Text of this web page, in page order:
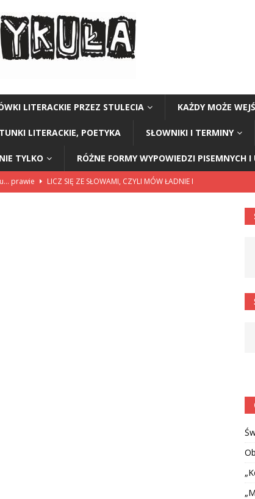
LITERACKIE PRZEZ STULECIA KAŻDY MOŻE
LITERACKIE, POETYKA SŁOWNIKI I TERMINY
TYLKO RÓŻNE FORMY WYPOWIEDZI PISEMNYCH I
prawie
LICZ SIĘ ZE SŁOWAMI, CZYLI MÓW ŁADNIE I